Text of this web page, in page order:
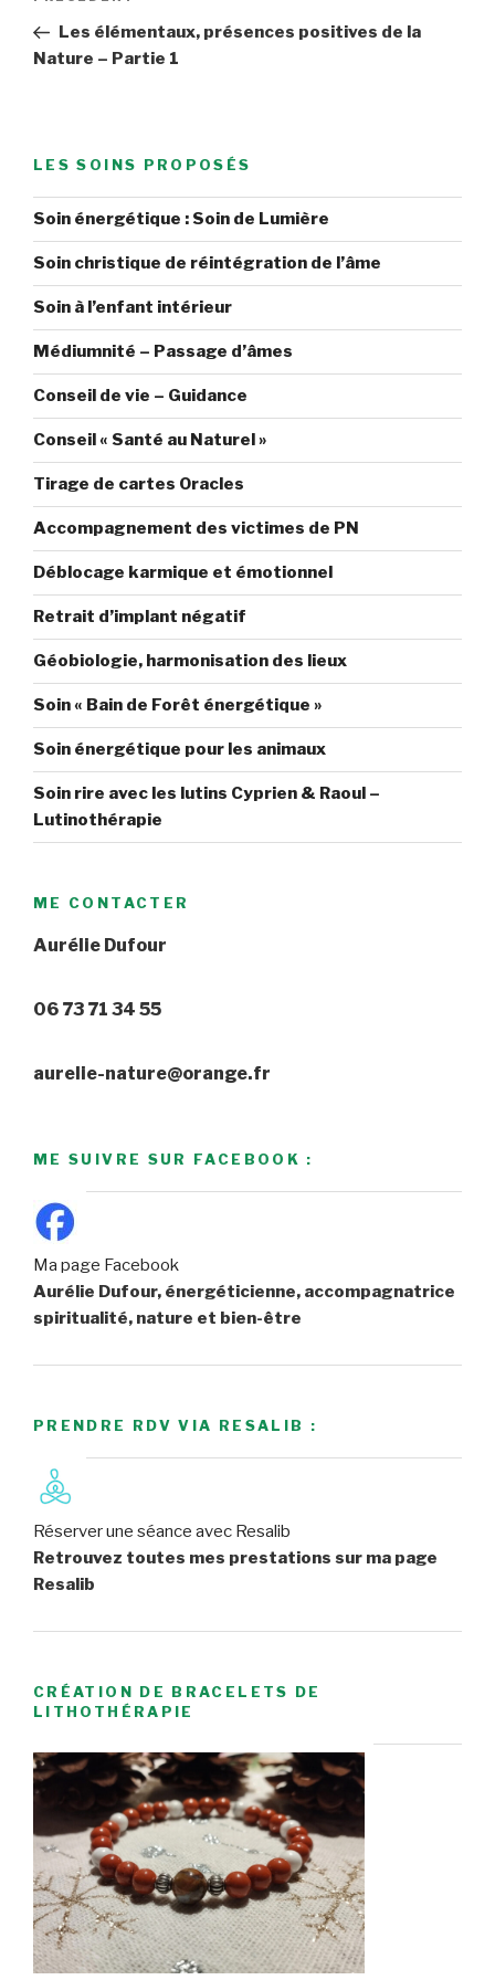
l’article
précédent
Les élémentaux, présences positives de la
Nature – Partie 1
LES SOINS PROPOSÉS
Soin énergétique : Soin de Lumière
Soin christique de réintégration de l’âme
Soin à l’enfant intérieur
Médiumnité – Passage d’âmes
Conseil de vie – Guidance
Conseil « Santé au Naturel »
Tirage de cartes Oracles
Accompagnement des victimes de PN
Déblocage karmique et émotionnel
Retrait d’implant négatif
Géobiologie, harmonisation des lieux
Soin « Bain de Forêt énergétique »
Soin énergétique pour les animaux
Soin rire avec les lutins Cyprien & Raoul –
Lutinothérapie
ME CONTACTER
Aurélie Dufour
06 73 71 34 55
aurelie-nature@orange.fr
ME SUIVRE SUR FACEBOOK :
Ma page Facebook
Aurélie Dufour, énergéticienne, accompagnatrice
spiritualité, nature et bien-être
PRENDRE RDV VIA RESALIB :
Réserver une séance avec Resalib
Retrouvez toutes mes prestations sur ma page
Resalib
CRÉATION DE BRACELETS DE
LITHOTHÉRAPIE